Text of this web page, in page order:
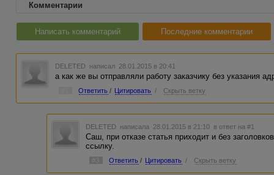
Комментарии
Написать комментарий Последние комментарии
DELETED написал 28.01.2015 в 20:41
а как же вы отправляли работу заказчику без указания
Ответить / Цитировать / Скрыть ветку
DELETED написала 28.01.2015 в 21:10 в ответ на #1
Саш, при отказе статья приходит и без
ссылку.
#3 Ответить / Цитировать / Скрыть ветку